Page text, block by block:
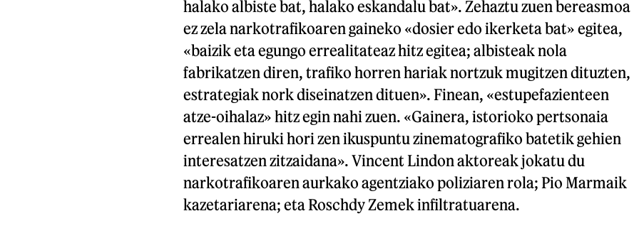
halako albiste bat, halako eskandalu bat». Zehaztu zuen bereasmoa
ez zela narkotrafikoaren gaineko «dosier edo ikerketa bat» egitea,
«baizik eta egungo errealitateaz hitz egitea; albisteak nola
fabrikatzen diren, trafiko horren hariak nortzuk mugitzen dituzten,
estrategiak nork diseinatzen dituen». Finean, «estupefazienteen
atze-oihalaz» hitz egin nahi zuen. «Gainera, istorioko pertsonaia
errealen hiruki hori zen ikuspuntu zinematografiko batetik gehien
interesatzen zitzaidana». Vincent Lindon aktoreak jokatu du
narkotrafikoaren aurkako agentziako poliziaren rola; Pio Marmaik
kazetariarena; eta Roschdy Zemek infiltratuarena.